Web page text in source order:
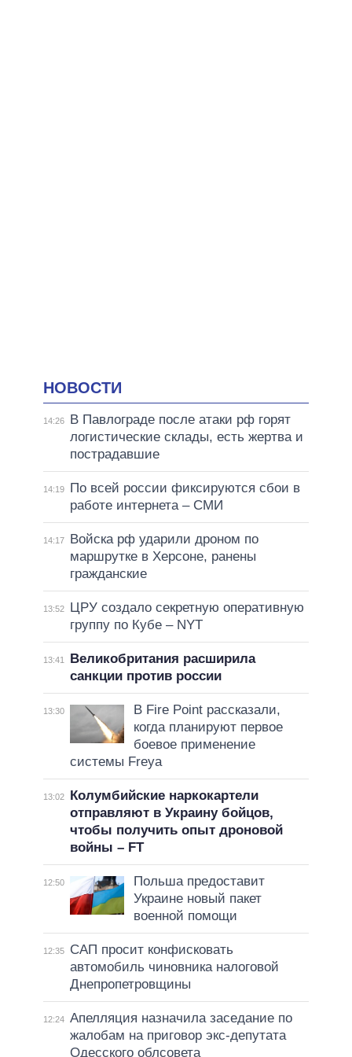
НОВОСТИ
14:26
В Павлограде после атаки рф горят
логистические склады, есть жертва и
пострадавшие
14:19
По всей россии фиксируются сбои в
работе интернета – СМИ
14:17
Войска рф ударили дроном по
маршрутке в Херсоне, ранены
гражданские
13:52
ЦРУ создало секретную оперативную
группу по Кубе – NYT
13:41
Великобритания расширила
санкции против россии
13:30
В Fire Point рассказали,
когда планируют первое
боевое применение
системы Freya
13:02
Колумбийские наркокартели
отправляют в Украину бойцов,
чтобы получить опыт дроновой
войны – FT
12:50
Польша предоставит
Украине новый пакет
военной помощи
12:35
САП просит конфисковать
автомобиль чиновника налоговой
Днепропетровщины
12:24 Апелляция назначила заседание по
жалобам на приговор экс-депутата
Одесского облсовета